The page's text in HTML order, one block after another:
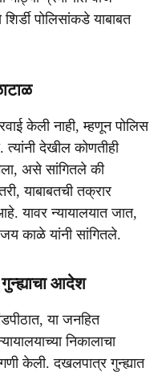
शिर्डी पोलिसांकडे याबाबत
केली नाही, म्हणून पोलिस
देखील कोणतीही
असे सांगितले की
याबाबतची तक्रार
यावर न्यायालयात जात,
काळे यांनी सांगितले.
आदेश
या जनहित
निकालाचा
केली. दखलपात्र गुन्ह्यात